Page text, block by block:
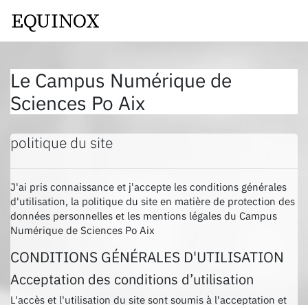
EQUINOX
Le Campus Numérique de
Sciences Po Aix
politique du site
J'ai pris connaissance et j'accepte les conditions générales
d'utilisation, la politique du site en matière de protection des
données personnelles et les mentions légales du Campus
Numérique de Sciences Po Aix
CONDITIONS GÉNÉRALES D'UTILISATION
Acceptation des conditions d’utilisation
L'accès et l'utilisation du site sont soumis à l'acceptation et